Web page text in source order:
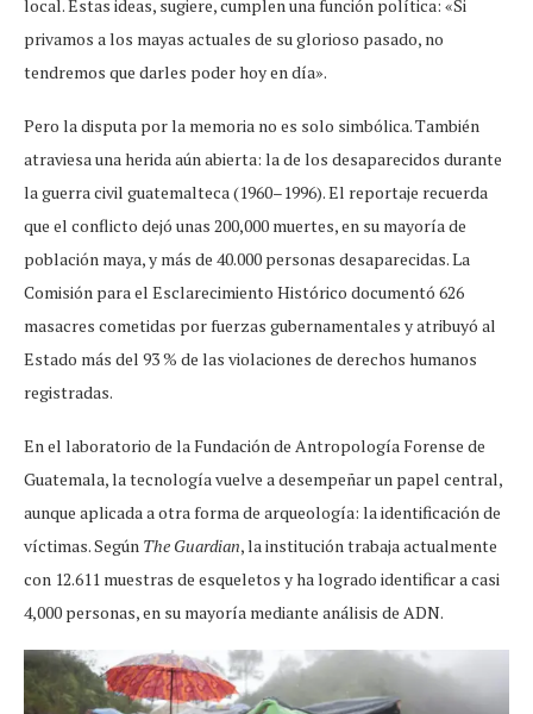
local. Estas ideas, sugiere, cumplen una función política: «Si
privamos a los mayas actuales de su glorioso pasado, no
tendremos que darles poder hoy en día».
Pero la disputa por la memoria no es solo simbólica. También
atraviesa una herida aún abierta: la de los desaparecidos durante
la guerra civil guatemalteca (1960–1996). El reportaje recuerda
que el conflicto dejó unas 200,000 muertes, en su mayoría de
población maya, y más de 40.000 personas desaparecidas. La
Comisión para el Esclarecimiento Histórico documentó 626
masacres cometidas por fuerzas gubernamentales y atribuyó al
Estado más del 93 % de las violaciones de derechos humanos
registradas.
En el laboratorio de la Fundación de Antropología Forense de
Guatemala, la tecnología vuelve a desempeñar un papel central,
aunque aplicada a otra forma de arqueología: la identificación de
víctimas. Según The Guardian, la institución trabaja actualmente
con 12.611 muestras de esqueletos y ha logrado identificar a casi
4,000 personas, en su mayoría mediante análisis de ADN.